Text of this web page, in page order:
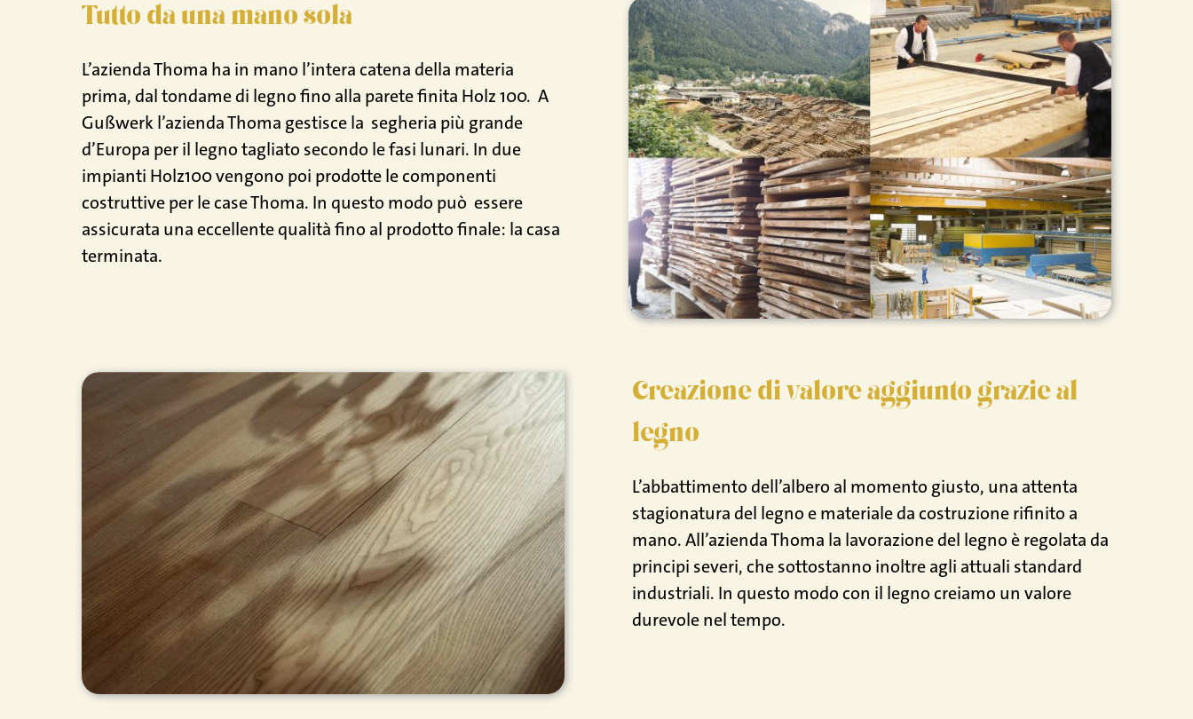
Tutto da una mano sola
L’azienda Thoma ha in mano l’intera catena della materia
prima, dal tondame di legno fino alla parete finita Holz 100. A
Gußwerk l’azienda Thoma gestisce la segheria più grande
d’Europa per il legno tagliato secondo le fasi lunari. In due
impianti Holz100 vengono poi prodotte le componenti
costruttive per le case Thoma. In questo modo può essere
assicurata una eccellente qualità fino al prodotto finale: la casa
terminata.
Creazione di valore aggiunto grazie al
legno
L’abbattimento dell’albero al momento giusto, una attenta
stagionatura del legno e materiale da costruzione rifinito a
mano. All’azienda Thoma la lavorazione del legno è regolata da
principi severi, che sottostanno inoltre agli attuali standard
industriali. In questo modo con il legno creiamo un valore
durevole nel tempo.